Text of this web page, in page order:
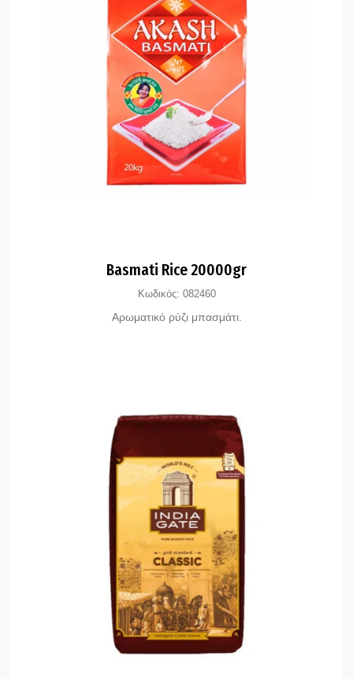
Basmati Rice 20000gr
Κωδικός: 082460
Αρωματικό ρύζι μπασμάτι.